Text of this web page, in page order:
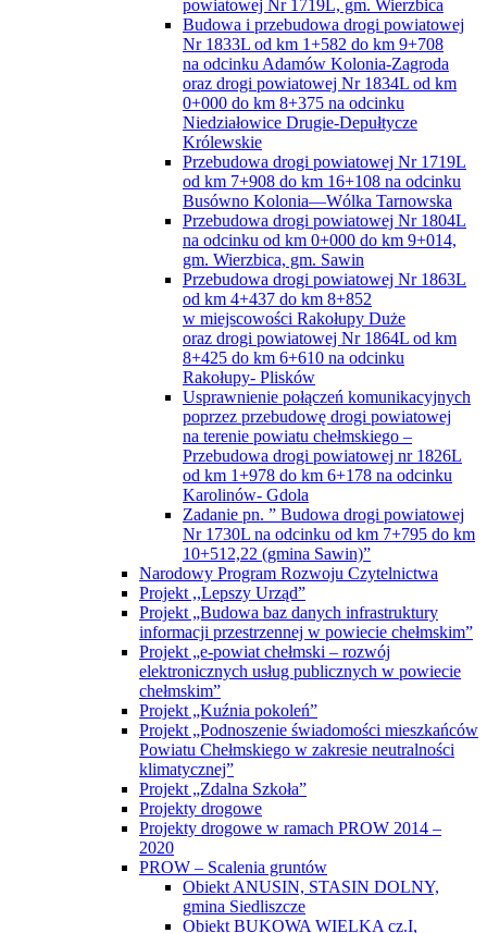
powiatowej Nr 1719L, gm. Wierzbica
Budowa i przebudowa drogi powiatowej
Nr 1833L od km 1+582 do km 9+708
na odcinku Adamów Kolonia-Zagroda
oraz drogi powiatowej Nr 1834L od km
0+000 do km 8+375 na odcinku
Niedziałowice Drugie-Depułtycze
Królewskie
Przebudowa drogi powiatowej Nr 1719L
od km 7+908 do km 16+108 na odcinku
Busówno Kolonia—Wólka Tarnowska
Przebudowa drogi powiatowej Nr 1804L
na odcinku od km 0+000 do km 9+014,
gm. Wierzbica, gm. Sawin
Przebudowa drogi powiatowej Nr 1863L
od km 4+437 do km 8+852
w miejscowości Rakołupy Duże
oraz drogi powiatowej Nr 1864L od km
8+425 do km 6+610 na odcinku
Rakołupy- Plisków
Usprawnienie połączeń komunikacyjnych
poprzez przebudowę drogi powiatowej
na terenie powiatu chełmskiego –
Przebudowa drogi powiatowej nr 1826L
od km 1+978 do km 6+178 na odcinku
Karolinów- Gdola
Zadanie pn. ” Budowa drogi powiatowej
Nr 1730L na odcinku od km 7+795 do km
10+512,22 (gmina Sawin)”
Narodowy Program Rozwoju Czytelnictwa
Projekt ,,Lepszy Urząd”
Projekt „Budowa baz danych infrastruktury
informacji przestrzennej w powiecie chełmskim”
Projekt „e-powiat chełmski – rozwój
elektronicznych usług publicznych w powiecie
chełmskim”
Projekt „Kuźnia pokoleń”
Projekt „Podnoszenie świadomości mieszkańców
Powiatu Chełmskiego w zakresie neutralności
klimatycznej”
Projekt „Zdalna Szkoła”
Projekty drogowe
Projekty drogowe w ramach PROW 2014 –
2020
PROW – Scalenia gruntów
Obiekt ANUSIN, STASIN DOLNY,
gmina Siedliszcze
Obiekt BUKOWA WIELKA cz.I,